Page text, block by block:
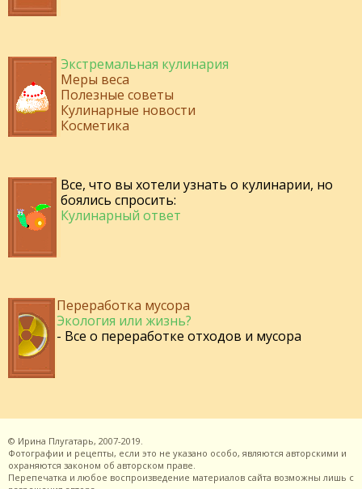
Экстремальная кулинария
Меры веса
Полезные советы
Кулинарные новости
Косметика
Все, что вы хотели узнать о кулинарии, но
боялись спросить:
Кулинарный ответ
Переработка мусора
Экология или жизнь?
- Все о переработке отходов и мусора
© Ирина Плугатарь, 2007-2019.
Фотографии и рецепты, если это не указано особо, являются авторскими и
охраняются законом об авторском праве.
Перепечатка и любое воспроизведение материалов сайта возможны лишь с